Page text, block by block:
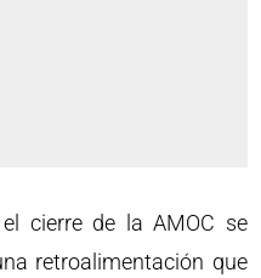
cierre de la AMOC se
retroalimentación que